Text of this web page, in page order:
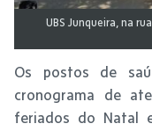
UBS Junqueira, na
Os postos de
cronograma de
feriados do Natal